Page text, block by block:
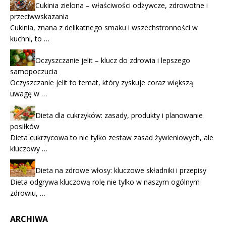
Cukinia zielona – właściwości odżywcze, zdrowotne i
przeciwwskazania
Cukinia, znana z delikatnego smaku i wszechstronności w
kuchni, to …
Oczyszczanie jelit – klucz do zdrowia i lepszego
samopoczucia
Oczyszczanie jelit to temat, który zyskuje coraz większą
uwagę w …
Dieta dla cukrzyków: zasady, produkty i planowanie
posiłków
Dieta cukrzycowa to nie tylko zestaw zasad żywieniowych, ale
kluczowy …
Dieta na zdrowe włosy: kluczowe składniki i przepisy
Dieta odgrywa kluczową rolę nie tylko w naszym ogólnym
zdrowiu, …
ARCHIWA